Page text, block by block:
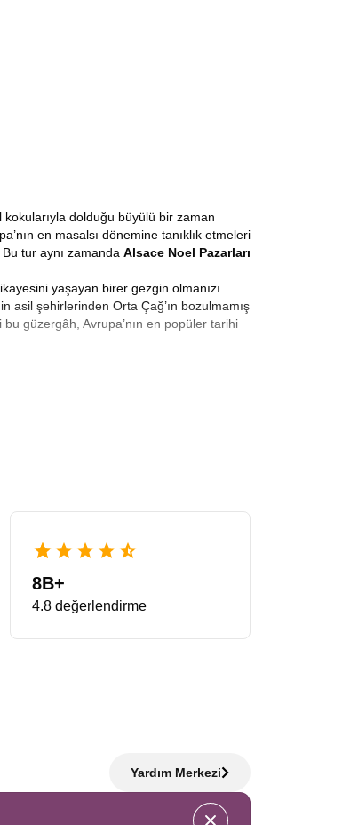
kokularıyla dolduğu büyülü bir zaman
en masalsı dönemine tanıklık etmeleri
tur aynı zamanda Alsace Noel Pazarları
yaşayan birer gezgin olmanızı
asil şehirlerinden Orta Çağ’ın bozulmamış
güzergâh, Avrupa’nın en popüler tarihi
kupaları en öne çıkan ürünlerdir. Aralık
yaşayan mekanlardır. Işıklarla
Pazarları Turueşsiz bir fırsattır.
sosis ve pretzel tadarken,
Turuarayanların en çok tercih ettiği
Bu rotada karşılaşılan yarı ahşap evler,
Katedralin ihtişamı ile pazarın
Colmar’ın masalsı havası ve
8B+
4.8 değerlendirme
Yardım Merkezi